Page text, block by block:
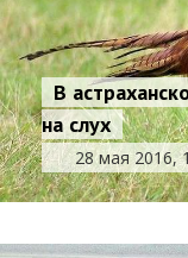
В
на слух
28 мая 2016,